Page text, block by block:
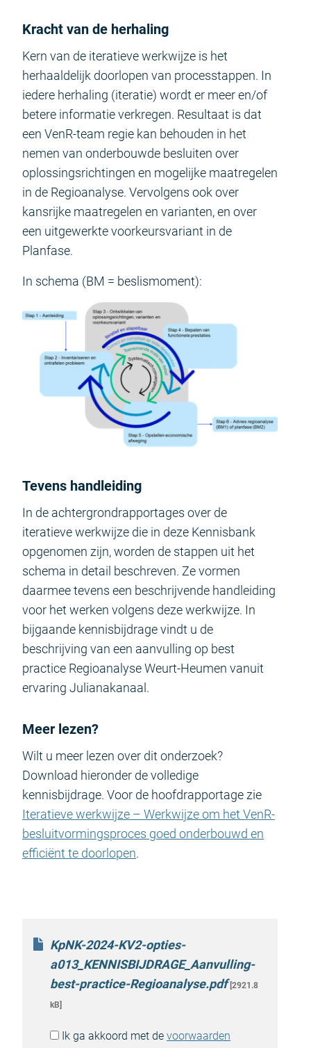
Kracht van de herhaling
Kern van de iteratieve werkwijze is het
herhaaldelijk doorlopen van processtappen. In
iedere herhaling (iteratie) wordt er meer en/of
betere informatie verkregen. Resultaat is dat
een VenR-team regie kan behouden in het
nemen van onderbouwde besluiten over
oplossingsrichtingen en mogelijke maatregelen
in de Regioanalyse. Vervolgens ook over
kansrijke maatregelen en varianten, en over
een uitgewerkte voorkeursvariant in de
Planfase.
In schema (BM = beslismoment):
Tevens handleiding
In de achtergrondrapportages over de
iteratieve werkwijze die in deze Kennisbank
opgenomen zijn, worden de stappen uit het
schema in detail beschreven. Ze vormen
daarmee tevens een beschrijvende handleiding
voor het werken volgens deze werkwijze. In
bijgaande kennisbijdrage vindt u de
beschrijving van een aanvulling op best
practice Regioanalyse Weurt-Heumen vanuit
ervaring Julianakanaal.
Meer lezen?
Wilt u meer lezen over dit onderzoek?
Download hieronder de volledige
kennisbijdrage. Voor de hoofdrapportage zie
Iteratieve werkwijze – Werkwijze om het VenR-
besluitvormingsproces goed onderbouwd en
efficiënt te doorlopen.
KpNK-2024-KV2-opties-
a013_KENNISBIJDRAGE_Aanvulling-
best-practice-Regioanalyse.pdf[2921.8
kB]
Ik ga akkoord met de voorwaarden